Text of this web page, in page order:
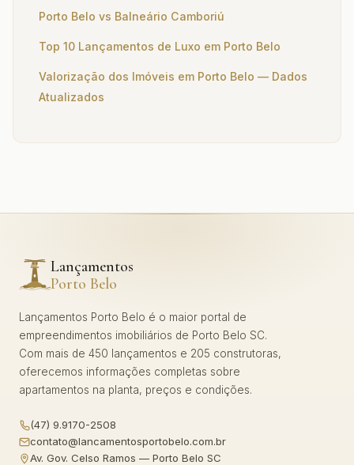
Porto Belo vs Balneário Camboriú
Top 10 Lançamentos de Luxo em Porto Belo
Valorização dos Imóveis em Porto Belo — Dados
Atualizados
Lançamentos
Porto Belo
Lançamentos Porto Belo é o maior portal de
empreendimentos imobiliários de Porto Belo SC.
Com mais de 450 lançamentos e 205 construtoras,
oferecemos informações completas sobre
apartamentos na planta, preços e condições.
(47) 9.9170-2508
contato@lancamentosportobelo.com.br
Av. Gov. Celso Ramos — Porto Belo SC